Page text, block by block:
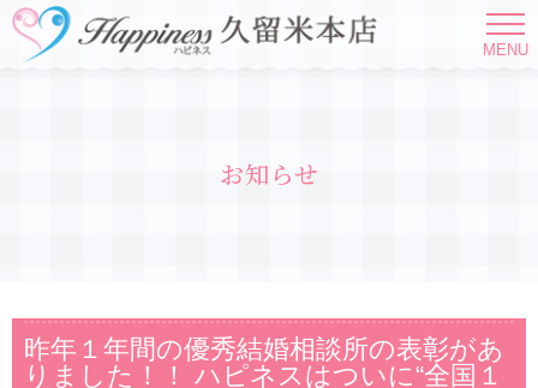
MENU
お知らせ
昨年１年間の優秀結婚相談所の表彰があ
りました！！ ハピネスはついに“全国１